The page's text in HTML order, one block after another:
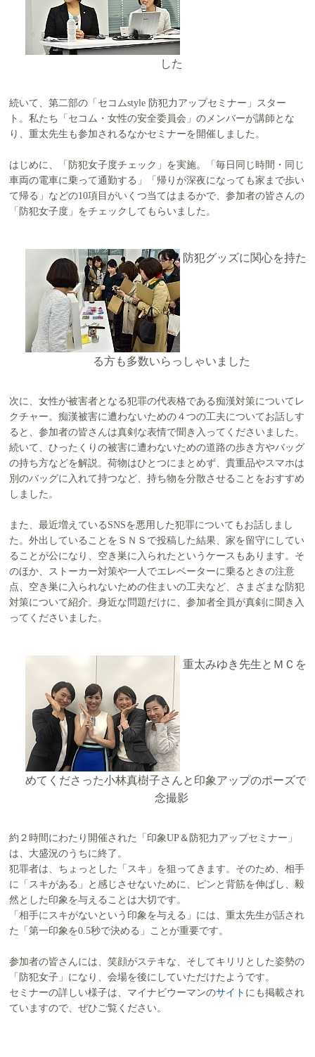
した
続いて、第二部の「セコムstyle 防犯力アップセミナー」スター
ト。私たち「セコム・女性の安全委員会」のメンバーが講師とな
り、重太先生も参加されるなかセミナーを開催しました。
はじめに、「防犯女子度チェック」を実施。「毎日同じ時間・同じ
車両の電車に乗って通勤する」「帰りが深夜になっても家まで歩い
て帰る」などの10項目がいくつ当てはまるかで、参加者の皆さんの
「防犯女子度」をチェックしてもらいました。
防犯グッズに関心を持た
る方も多数いらっしゃいました
次に、女性が被害者となる犯罪の代表格である痴漢対策についてレ
クチャー。痴漢被害に遭わないための４つの工夫についてお話しす
ると、参加者の皆さんは真剣な表情で聞き入ってくださいました。
続いて、ひったくりの被害に遭わないための道路の歩き方やバッグ
の持ち方などを解説。荷物はひとつにまとめず、貴重品やスマホは
別のバッグに入れて持つなど、持ち物を分散させることをおすすめ
しました。
また、最近増えているSNSを悪用した犯罪についてもお話しまし
た。外出していることをＳＮＳで投稿した結果、家を留守にしてい
ることが公になり、空き巣に入られたというケースもあります。そ
のほか、ストーカー対策や一人でエレベーターに乗るときの注意
点、空き巣に入られないための住まいの工夫など、さまざまな防犯
対策について紹介。身近な問題だけに、参加者全員が真剣に聞き入
ってくださいました。
重太みゆき先生とＭＣを
めてくださった小林真樹子さんと印象アップのポーズで
念撮影
約２時間にわたり開催された「印象UP＆防犯力アップセミナー」
は、大盛況のうちに終了。
犯罪者は、ちょっとした「スキ」を狙ってきます。そのため、相手
に「スキがある」と感じさせないために、ピンと背筋を伸ばし、毅
然とした印象を与えることは大切です。
「相手にスキがないという印象を与える」には、重太先生が話され
た「第一印象を0.5秒で決める」ことが重要です。
参加者の皆さんには、笑顔がステキな、そしてキリリとした姿勢の
「防犯女子」になり、会場を後にしていただけたようです。
セミナーの詳しい様子は、マイナビウーマンのサイト にも掲載され
ていますので、ぜひご覧ください。